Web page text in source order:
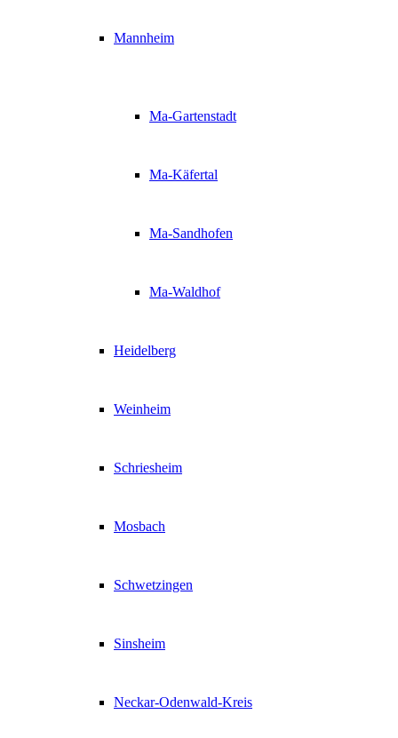
Mannheim
Ma-Gartenstadt
Ma-Käfertal
Ma-Sandhofen
Ma-Waldhof
Heidelberg
Weinheim
Schriesheim
Mosbach
Schwetzingen
Sinsheim
Neckar-Odenwald-Kreis